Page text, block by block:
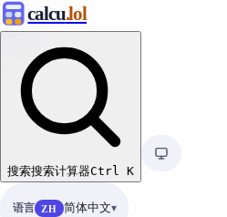
calcu.lol
搜索搜索计算器Ctrl K
语言 ZH 简体中文